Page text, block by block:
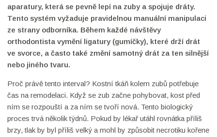
aparatury, která se pevně lepí na zuby a spojuje dráty.
Tento systém vyžaduje pravidelnou manuální manipulaci
ze strany odborníka. Během každé návštěvy
orthodontista vymění ligatury (gumíčky), které drží drát
ve svorce, a často také změní samotný drát za ten silnější
nebo jiného tvaru.
Proč právě tento interval? Kostní tkáň kolem zubů potřebuje
čas na remodelaci. Když se zub začne pohybovat, kost před
ním se rozpouští a za ním se tvoří nová. Tento biologický
proces trvá několik týdnů. Pokud by lékař utáhl rovnátka příliš
brzy, tlak by byl příliš velký a mohl by způsobit necrotiku kořene